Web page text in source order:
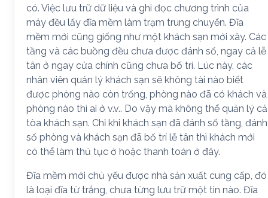
có. Việc lưu trữ dữ liệu và ghi đọc chương trình của
máy đều lấy đĩa mềm làm trạm trung chuyển. Đĩa
mềm mới cũng giống như một khách sạn mới xây. Các
tầng và các buồng đều chưa được đánh số, ngay cả lễ
tân ở ngay cửa chính cũng chưa bố trí. Lúc này, các
nhân viên quản lý khách sạn sẽ không tài nào biết
được phòng nào còn trống, phòng nào đã có khách và
phòng nào thì ai ở v.v.. Do vậy mà không thể quản lý cả
tòa khách sạn. Chỉ khi khách sạn đã đánh số tầng, đánh
số phòng và khách sạn đã bố trí lễ tân thì khách mới
có thể làm thủ tục ở hoặc thanh toán ở đây.
Đĩa mềm mới chủ yếu được nhà sản xuất cung cấp, đó
là loại đĩa từ trắng, chưa từng lưu trữ một tin nào. Đĩa